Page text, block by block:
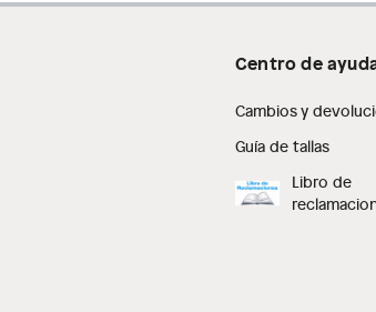
Centro de
Cambios y
Guía de tallas
Libro de